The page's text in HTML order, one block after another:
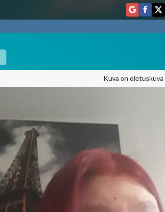
Kuva on oletuskuva